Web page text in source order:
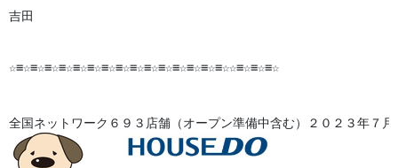
吉田
☆≡☆≡☆≡☆≡☆≡☆≡☆≡☆≡☆≡☆≡☆≡☆≡☆≡☆≡☆≡☆☆≡☆≡☆≡☆
全国ネットワーク６９３店舗（オープン準備中含む）２０２３年７月